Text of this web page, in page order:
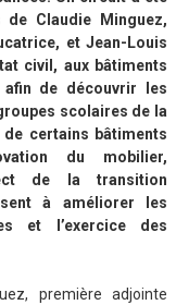
Claudie Minguez,
et Jean-Louis
civil, aux bâtiments
de découvrir les
scolaires de la
certains bâtiments
du mobilier,
de la transition
à améliorer les
et l’exercice des
première adjointe